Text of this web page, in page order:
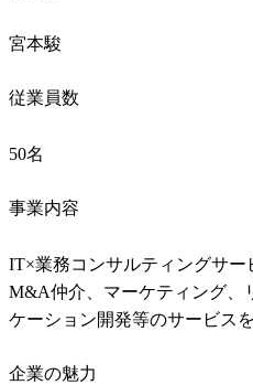
宮本駿
従業員数
50名
事業内容
IT×業務コンサルティングサー
M&A仲介、マーケティング、
ケーション開発等のサービスを
企業の魅力